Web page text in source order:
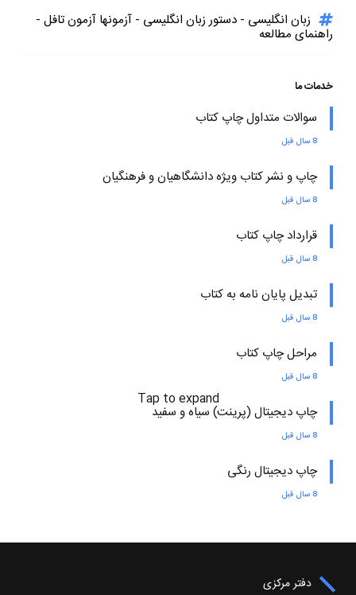
Tap to expand
زبان انگلیسی - دستور زبان انگلیسی - آزمونها آزمون تافل -
راهنمای مطالعه
خدمات ما
سوالات متداول چاپ کتاب
8 سال قبل
چاپ و نشر کتاب ویژه دانشگاهیان و فرهنگیان
8 سال قبل
قرارداد چاپ کتاب
8 سال قبل
تبدیل پایان نامه به کتاب
8 سال قبل
مراحل چاپ کتاب
8 سال قبل
چاپ دیجیتال (پرینت) سیاه و سفید
8 سال قبل
چاپ دیجیتال رنگی
8 سال قبل
دفتر مرکزی